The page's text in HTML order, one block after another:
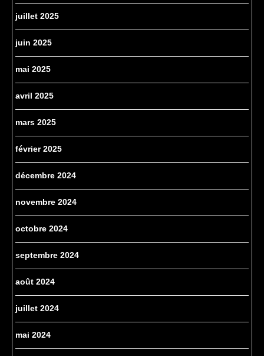
juillet 2025
juin 2025
mai 2025
avril 2025
mars 2025
février 2025
décembre 2024
novembre 2024
octobre 2024
septembre 2024
août 2024
juillet 2024
mai 2024